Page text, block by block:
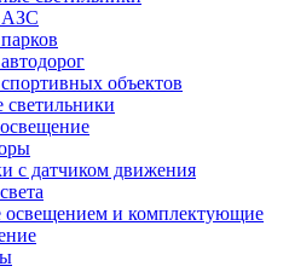
АЗС
объектов
с датчиком движения
освещением и комплектующие